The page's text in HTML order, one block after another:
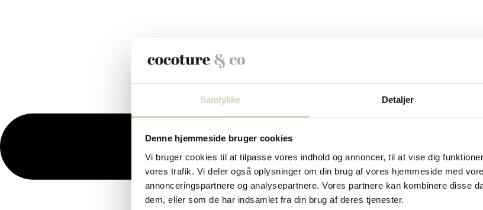
Samtykke Detaljer
Denne hjemmeside bruger cookies
Vi bruger cookies til at tilpasse vores indhold og annoncer, til at vise dig
vores trafik. Vi deler også oplysninger om din brug af vores hjemmeside med
annonceringspartnere og analysepartnere. Vores partnere kan kombinere disse
dem, eller som de har indsamlet fra din brug af deres tjenester.